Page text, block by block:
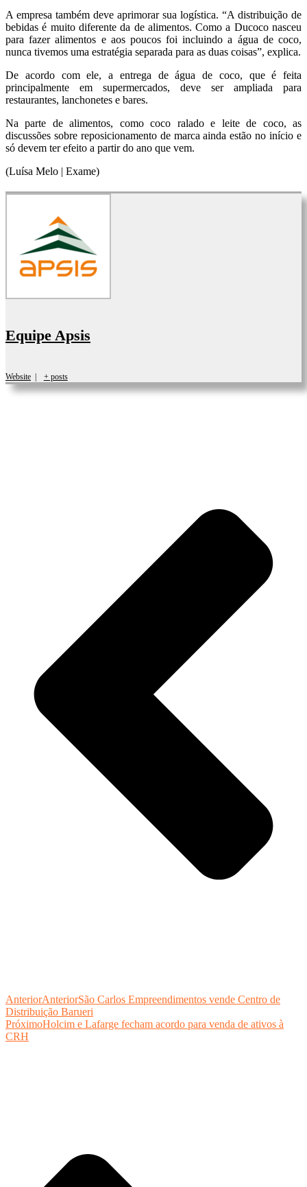
A empresa também deve aprimorar sua logística. “A distribuição de
bebidas é muito diferente da de alimentos. Como a Ducoco nasceu
para fazer alimentos e aos poucos foi incluindo a água de coco,
nunca tivemos uma estratégia separada para as duas coisas”, explica.
De acordo com ele, a entrega de água de coco, que é feita
principalmente em supermercados, deve ser ampliada para
restaurantes, lanchonetes e bares.
Na parte de alimentos, como coco ralado e leite de coco, as
discussões sobre reposicionamento de marca ainda estão no início e
só devem ter efeito a partir do ano que vem.
(Luísa Melo | Exame)
Equipe Apsis
Website + posts
AnteriorAnteriorSão Carlos Empreendimentos vende Centro de
Distribuição Barueri
PróximoHolcim e Lafarge fecham acordo para venda de ativos à
CRH